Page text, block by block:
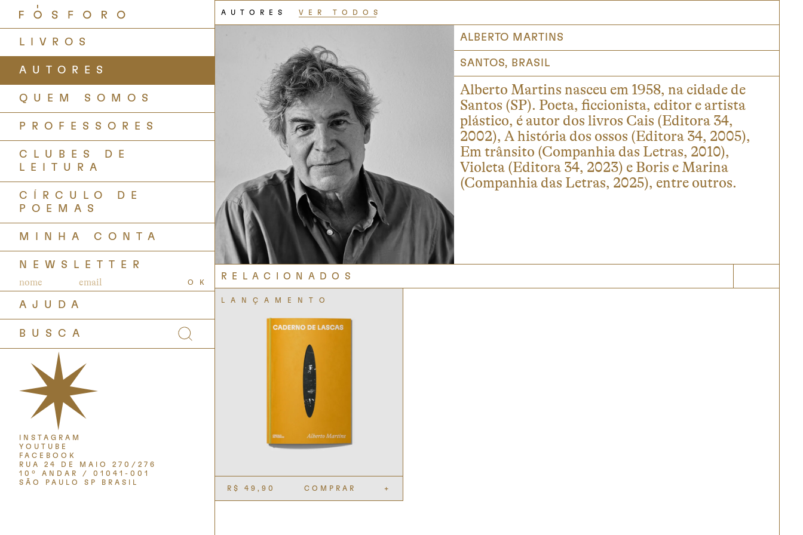
LIVROS
AUTORES
QUEM SOMOS
PROFESSORES
CLUBES DE
LEITURA
CÍRCULO DE
POEMAS
MINHA CONTA
NEWSLETTER
OK
AJUDA
INSTAGRAM
YOUTUBE
FACEBOOK
RUA 24 DE MAIO 270/276
10º ANDAR / 01041-001
SÃO PAULO SP BRASIL
AUTORES VER TODOS
ALBERTO MARTINS
SANTOS, BRASIL
Alberto Martins nasceu em 1958, na cidade de
Santos (SP). Poeta, ficcionista, editor e artista
plástico, é autor dos livros Cais (Editora 34,
2002), A história dos ossos (Editora 34, 2005),
Em trânsito (Companhia das Letras, 2010),
Violeta (Editora 34, 2023) e Boris e Marina
(Companhia das Letras, 2025), entre outros.
RELACIONADOS
R$ 49,90 COMPRAR +